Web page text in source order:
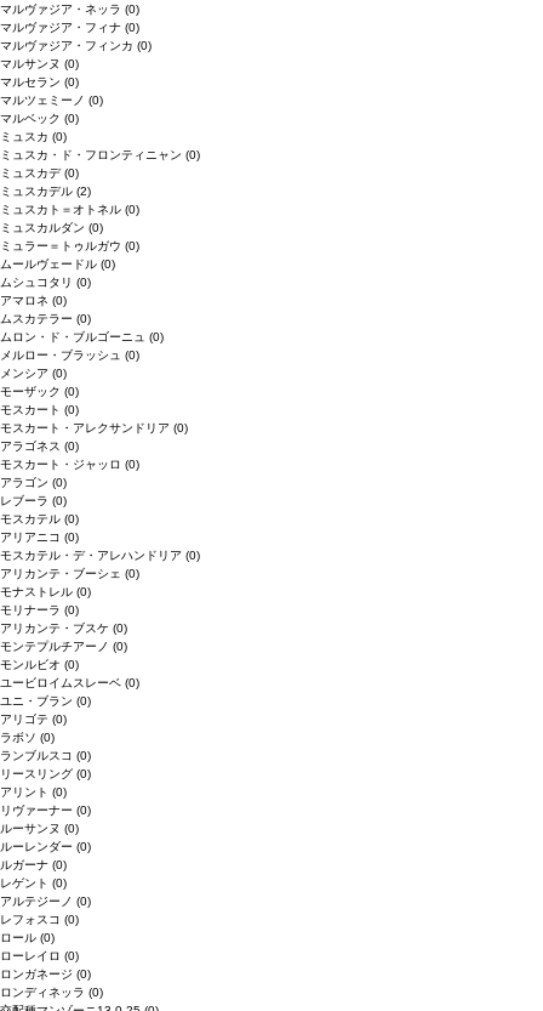
マルヴァジア・ネッラ (0)
マルヴァジア・フィナ (0)
マルヴァジア・フィンカ (0)
マルサンヌ (0)
マルセラン (0)
マルツェミーノ (0)
マルベック (0)
ミュスカ (0)
ミュスカ・ド・フロンティニャン (0)
ミュスカデ(0)
ミュスカデル (2)
ミュスカト＝オトネル (0)
ミュスカルダン (0)
ミュラー＝トゥルガウ (0)
ムールヴェードル (0)
ムシュコタリ (0)
アマロネ (0)
ムスカテラー (0)
ムロン・ド・ブルゴーニュ (0)
メルロー・ブラッシュ (0)
メンシア (0)
モーザック (0)
モスカート (0)
モスカート・アレクサンドリア (0)
アラゴネス (0)
モスカート・ジャッロ (0)
アラゴン (0)
レブーラ (0)
モスカテル (0)
アリアニコ (0)
モスカテル・デ・アレハンドリア (0)
アリカンテ・ブーシェ (0)
モナストレル (0)
モリナーラ (0)
アリカンテ・ブスケ (0)
モンテプルチアーノ (0)
モンルビオ (0)
ユービロイムスレーベ (0)
ユニ・ブラン (0)
アリゴテ (0)
ラボソ (0)
ランブルスコ (0)
リースリング (0)
アリント (0)
リヴァーナー (0)
ルーサンヌ (0)
ルーレンダー (0)
ルガーナ (0)
レゲント (0)
アルテジーノ (0)
レフォスコ (0)
ロール (0)
ローレイロ (0)
ロンガネージ (0)
ロンディネッラ (0)